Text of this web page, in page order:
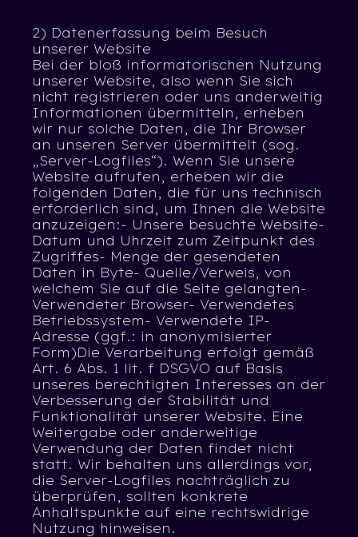
2) Datenerfassung beim Besuch
unserer Website
Bei der bloß informatorischen Nutzung
unserer Website, also wenn Sie sich
nicht registrieren oder uns anderweitig
Informationen übermitteln, erheben
wir nur solche Daten, die Ihr Browser
an unseren Server übermittelt (sog.
„Server-Logfiles“). Wenn Sie unsere
Website aufrufen, erheben wir die
folgenden Daten, die für uns technisch
erforderlich sind, um Ihnen die Website
anzuzeigen:- Unsere besuchte Website-
Datum und Uhrzeit zum Zeitpunkt des
Zugriffes- Menge der gesendeten
Daten in Byte- Quelle/Verweis, von
welchem Sie auf die Seite gelangten-
Verwendeter Browser- Verwendetes
Betriebssystem- Verwendete IP-
Adresse (ggf.: in anonymisierter
Form)Die Verarbeitung erfolgt gemäß
Art. 6 Abs. 1 lit. f DSGVO auf Basis
unseres berechtigten Interesses an der
Verbesserung der Stabilität und
Funktionalität unserer Website. Eine
Weitergabe oder anderweitige
Verwendung der Daten findet nicht
statt. Wir behalten uns allerdings vor,
die Server-Logfiles nachträglich zu
überprüfen, sollten konkrete
Anhaltspunkte auf eine rechtswidrige
Nutzung hinweisen.